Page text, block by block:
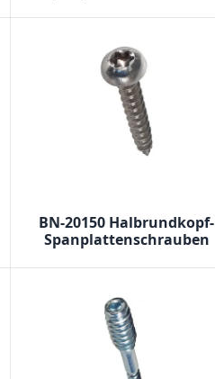
BN-20150 Halbrundkopf-
Spanplattenschrauben